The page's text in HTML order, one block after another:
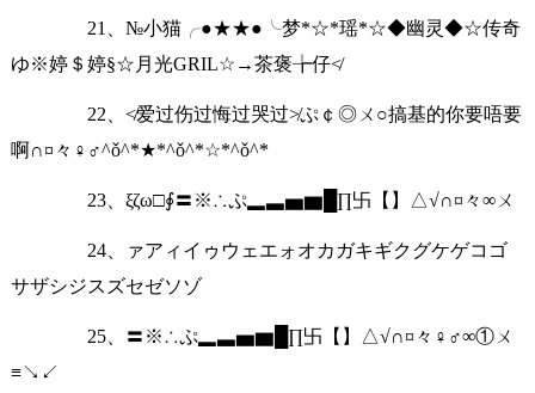
21、№小猫╭●★★●╰梦*☆*瑶*☆◆幽灵◆☆传奇
ゆ※婷＄婷§☆月光GRIL☆→茶褒╆仔≮
22、≮爱过伤过悔过哭过≯ぷ￠◎ㄨ○搞基的你要唔要
啊∩¤々♀♂^ǒ^*★*^ǒ^*☆*^ǒ^*
23、ξζω□∮〓※∴ぷ▂▃▅▆█∏卐【】△√∩¤々∞ㄨ
24、ァアィイゥウェエォオカガキギクグケゲコゴ
サザシジスズセゼソゾ
25、〓※∴ぷ▂▃▅▆█∏卐【】△√∩¤々♀♂∞①ㄨ
≡↘↙